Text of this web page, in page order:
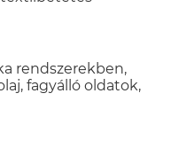
rendszerekben,
fagyálló oldatok,